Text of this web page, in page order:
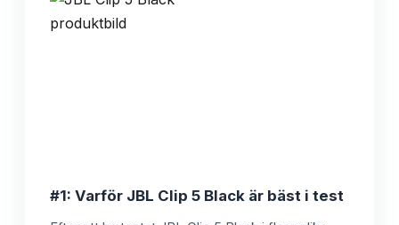
#1: Varför JBL Clip 5 Black är bäst i test